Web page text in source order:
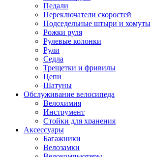
Педали
Переключатели скоростей
Подседельные штыри и хомуты
Рожки руля
Рулевые колонки
Рули
Седла
Трещетки и фривилы
Цепи
Шатуны
Обслуживание велосипеда
Велохимия
Инструмент
Стойки для хранения
Аксессуары
Багажники
Велозамки